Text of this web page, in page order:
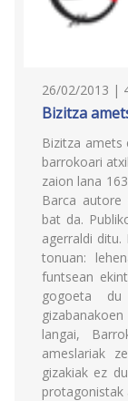
26/02/2013 |
Bizitza
Bizitza amets
barrokoari
zaion lana
Barca autore
bat da.
agerraldi
tonuan:
funtsean
gogoeta du
langai,
ameslariak
gizakiak ez
protagonistak